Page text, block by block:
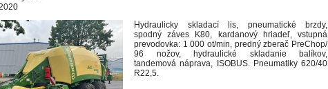
Hydraulicky skladací lis, pneumatické brzdy,
spodný záves K80, kardanový hriadeľ, vstupná
prevodovka: 1 000 ot/min, predný zberač PreChop/
96 nožov, hydraulické skladanie balíkov,
tandemová náprava, ISOBUS. Pneumatiky 620/40
R22,5.